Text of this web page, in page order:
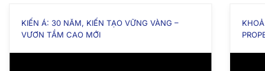
KIẾN Á: 30 NĂM, KIẾN TẠO VỮNG VÀNG –
VƯƠN TẦM CAO MỚI